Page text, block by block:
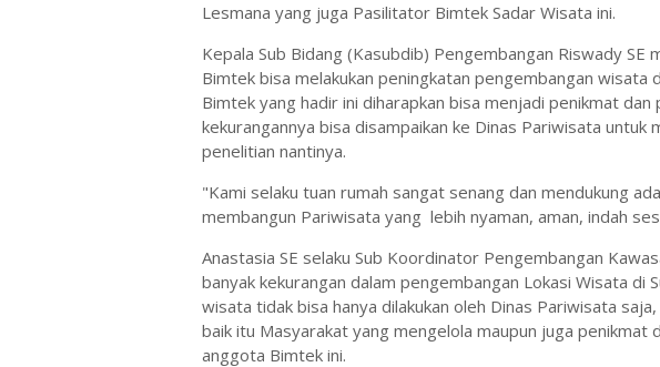
Lesmana yang juga Pasilitator Bimtek Sadar Wisata ini.
Kepala Sub Bidang (Kasubdib) Pengembangan Riswady SE
Bimtek bisa melakukan peningkatan pengembangan wisata
Bimtek yang hadir ini diharapkan bisa menjadi penikmat
kekurangannya bisa disampaikan ke Dinas Pariwisata untuk
penelitian nantinya.
"Kami selaku tuan rumah sangat senang dan mendukung
membangun Pariwisata yang lebih nyaman, aman, indah
Anastasia SE selaku Sub Koordinator Pengembangan
banyak kekurangan dalam pengembangan Lokasi Wisata di
wisata tidak bisa hanya dilakukan oleh Dinas Pariwisata
baik itu Masyarakat yang mengelola maupun juga
anggota Bimtek ini.